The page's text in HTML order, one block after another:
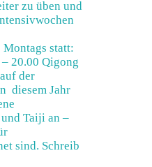
zu üben und
statt:
20.00 Qigong
der
diesem Jahr
Taiji an –
sind. Schreib